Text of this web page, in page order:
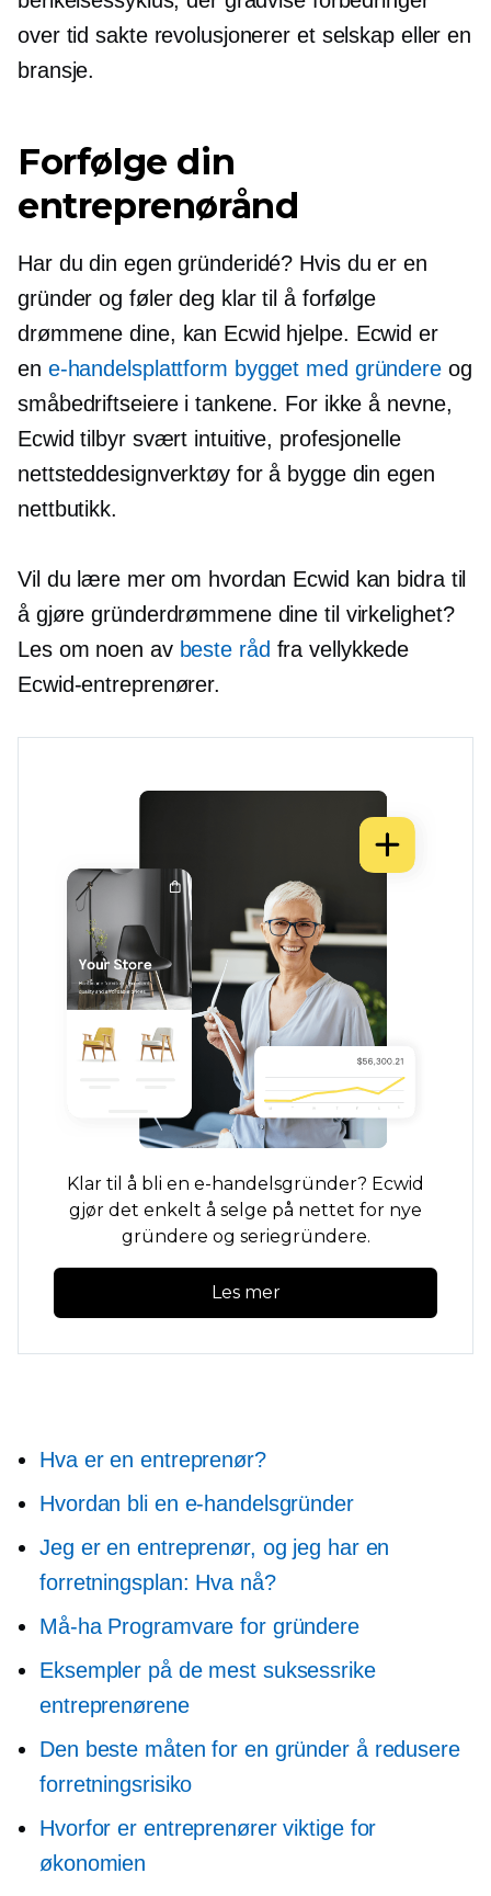
over tid sakte revolusjonerer et selskap eller en
bransje.
Forfølge din
entreprenørånd
Har du din egen gründeridé? Hvis du er en
gründer og føler deg klar til å forfølge
drømmene dine, kan Ecwid hjelpe. Ecwid er
en e-handelsplattform bygget med gründereog
småbedriftseiere i tankene. For ikke å nevne,
Ecwid tilbyr svært intuitive, profesjonelle
nettsteddesignverktøy for å bygge din egen
nettbutikk.
Vil du lære mer om hvordan Ecwid kan bidra til
å gjøre gründerdrømmene dine til virkelighet?
Les om noen av beste råd fra vellykkede
Ecwid-entreprenører.
Klar til å bli en e-handelsgründer? Ecwid
gjør det enkelt å selge på nettet for nye
gründere og seriegründere.
Les mer
Hva er en entreprenør?
Hvordan bli en e-handelsgründer
Jeg er en entreprenør, og jeg har en
forretningsplan: Hva nå?
Må-haProgramvare for gründere
Eksempler på de mest suksessrike
entreprenørene
Den beste måten for en gründer å redusere
forretningsrisiko
Hvorfor er entreprenører viktige for
økonomien